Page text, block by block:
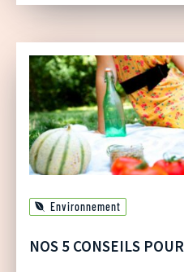
Environnement
NOS 5 CONSEILS